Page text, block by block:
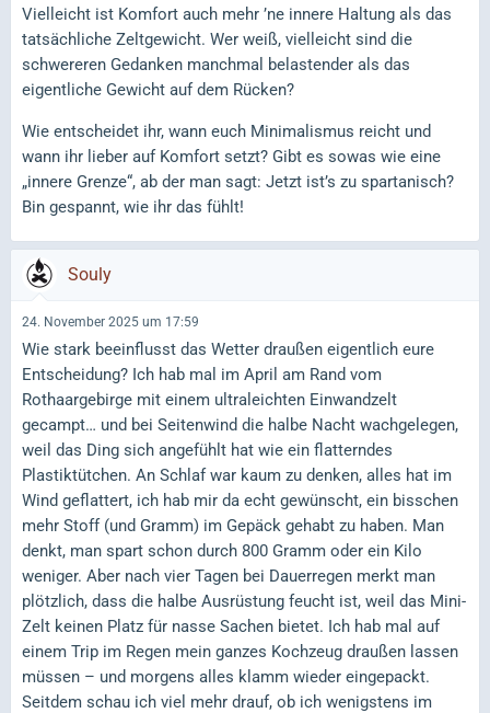
Vielleicht ist Komfort auch mehr ’ne innere Haltung als das
tatsächliche Zeltgewicht. Wer weiß, vielleicht sind die
schwereren Gedanken manchmal belastender als das
eigentliche Gewicht auf dem Rücken?
Wie entscheidet ihr, wann euch Minimalismus reicht und
wann ihr lieber auf Komfort setzt? Gibt es sowas wie eine
„innere Grenze“, ab der man sagt: Jetzt ist’s zu spartanisch?
Bin gespannt, wie ihr das fühlt!
Souly
24. November 2025 um 17:59
Wie stark beeinflusst das Wetter draußen eigentlich eure
Entscheidung? Ich hab mal im April am Rand vom
Rothaargebirge mit einem ultraleichten Einwandzelt
gecampt… und bei Seitenwind die halbe Nacht wachgelegen,
weil das Ding sich angefühlt hat wie ein flatterndes
Plastiktütchen. An Schlaf war kaum zu denken, alles hat im
Wind geflattert, ich hab mir da echt gewünscht, ein bisschen
mehr Stoff (und Gramm) im Gepäck gehabt zu haben. Man
denkt, man spart schon durch 800 Gramm oder ein Kilo
weniger. Aber nach vier Tagen bei Dauerregen merkt man
plötzlich, dass die halbe Ausrüstung feucht ist, weil das Mini-
Zelt keinen Platz für nasse Sachen bietet. Ich hab mal auf
einem Trip im Regen mein ganzes Kochzeug draußen lassen
müssen – und morgens alles klamm wieder eingepackt.
Seitdem schau ich viel mehr drauf, ob ich wenigstens im